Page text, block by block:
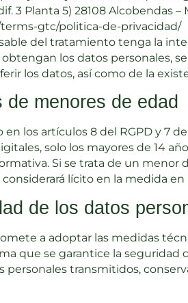
3 Planta 5) 28108 Alcobendas
gtc/politica-de-privacidad/
del tratamiento tenga la
los datos personales,
los datos, así como de la
de menores de edad
los artículos 8 del RGPD y 7
solo los mayores de 14
Si se trata de un menor
lícito en la medida
de los datos
a adoptar las medidas
que se garantice la
personales transmitidos,